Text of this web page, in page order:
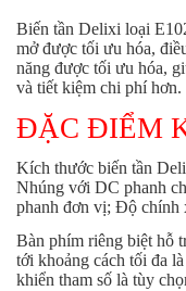
Biến tần Delixi loại
mở được tối ưu hóa,
năng được tối ưu hóa,
và tiết kiệm chi phí hơn.
ĐẶC ĐIỂM
Kích thước biến tần
Nhúng với DC phanh
phanh đơn vị; Độ chính
Bàn phím riêng biệt hỗ
tới khoảng cách tối đa
khiển tham số là tùy